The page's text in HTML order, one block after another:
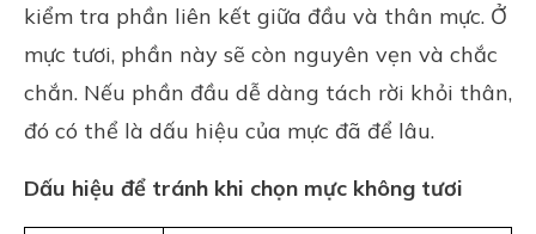
kiểm tra phần liên kết giữa đầu và thân mực. Ở
mực tươi, phần này sẽ còn nguyên vẹn và chắc
chắn. Nếu phần đầu dễ dàng tách rời khỏi thân,
đó có thể là dấu hiệu của mực đã để lâu.
Dấu hiệu để tránh khi chọn mực không tươi